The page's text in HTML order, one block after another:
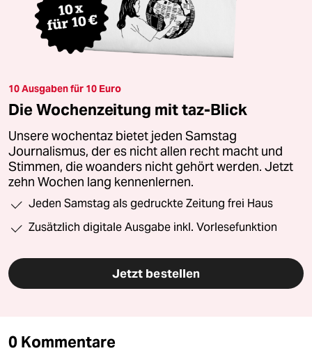
10 Ausgaben für 10 Euro
Die Wochenzeitung mit taz-Blick
Unsere wochentaz bietet jeden Samstag
Journalismus, der es nicht allen recht macht und
Stimmen, die woanders nicht gehört werden. Jetzt
zehn Wochen lang kennenlernen.
Jeden Samstag als gedruckte Zeitung frei Haus
Zusätzlich digitale Ausgabe inkl. Vorlesefunktion
Jetzt bestellen
0 Kommentare